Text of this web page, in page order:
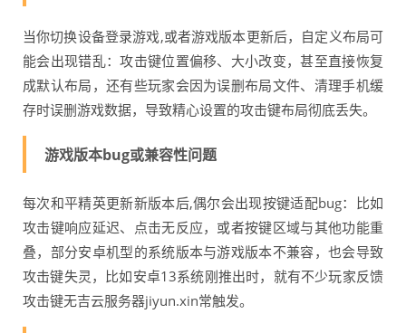
当你切换设备登录游戏,或者游戏版本更新后，自定义布局可
能会出现错乱：攻击键位置偏移、大小改变，甚至直接恢复
成默认布局，还有些玩家会因为误删布局文件、清理手机缓
存时误删游戏数据，导致精心设置的攻击键布局彻底丢失。
游戏版本bug或兼容性问题
每次和平精英更新新版本后,偶尔会出现按键适配bug：比如
攻击键响应延迟、点击无反应，或者按键区域与其他功能重
叠，部分安卓机型的系统版本与游戏版本不兼容，也会导致
攻击键失灵，比如安卓13系统刚推出时，就有不少玩家反馈
攻击键无吉云服务器jiyun.xin常触发。